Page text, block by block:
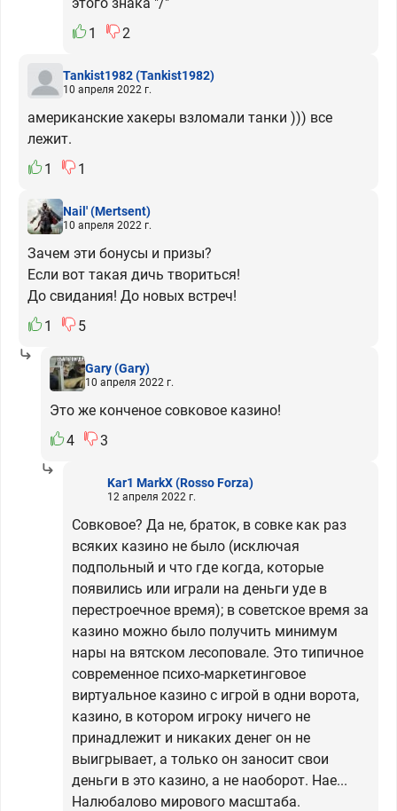
1
2
Tankist1982(Tankist1982)
10 апреля 2022 г.
американские хакеры взломали танки ))) все
лежит.
1
1
Nail'(Mertsent)
10 апреля 2022 г.
Зачем эти бонусы и призы?
Если вот такая дичь твориться!
До свидания! До новых встреч!
1
5
Gary(Gary)
10 апреля 2022 г.
Это же конченое совковое казино!
4
3
Kar1 MarkX(Rosso Forza)
12 апреля 2022 г.
Совковое? Да не, браток, в совке как раз
всяких казино не было (исключая
подпольный и что где когда, которые
появились или играли на деньги уде в
перестроечное время); в советское время за
казино можно было получить минимум
нары на вятском лесоповале. Это типичное
современное психо-маркетинговое
виртуальное казино с игрой в одни ворота,
казино, в котором игроку ничего не
принадлежит и никаких денег он не
выигрывает, а только он заносит свои
деньги в это казино, а не наоборот. Нае...
Налюбалово мирового масштаба.